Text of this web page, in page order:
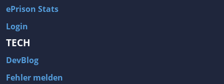
ePrison Stats
Login
TECH
DevBlog
Fehler melden